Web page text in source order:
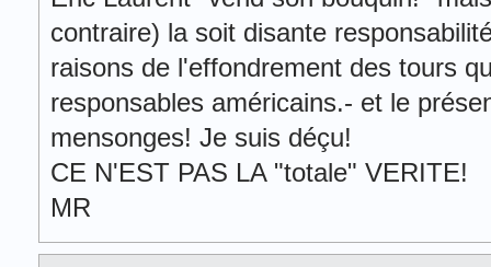
contraire) la soit disante
raisons de l'effondrement des tours
responsables américains.- et le
mensonges! Je suis déçu!
CE N'EST PAS LA "totale" VERITE!
MR